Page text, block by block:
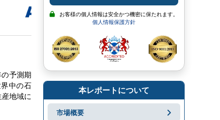
予測期
中の石
地域に
お客様の個人情報は安全かつ機密に保たれます。
個人情報保護方針
本レポートについて
市場概要